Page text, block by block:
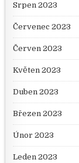
Srpen 2023
Červenec 2023
Červen 2023
Květen 2023
Duben 2023
Březen 2023
Únor 2023
Leden 2023